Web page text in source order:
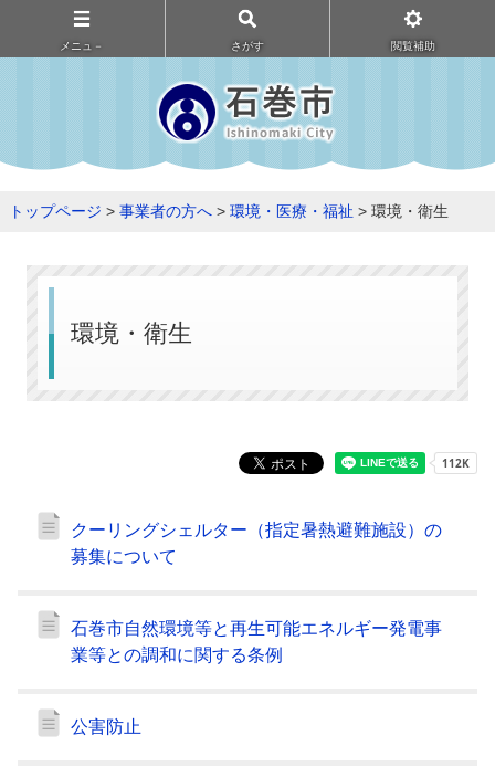
メニュ－ さがす 閲覧補助
トップページ > 事業者の方へ > 環境・医療・福祉 > 環境・衛生
環境・衛生
クーリングシェルター（指定暑熱避難施設）の
募集について
石巻市自然環境等と再生可能エネルギー発電事
業等との調和に関する条例
公害防止